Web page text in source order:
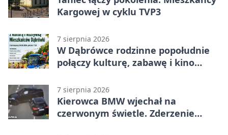
Kargowej w cyklu TVP3
7 sierpnia 2026
W Dąbrówce rodzinne popołudnie
połączy kulturę, zabawę i kino
7 sierpnia 2026
Kierowca BMW wjechał na
czerwonym świetle. Zderzenie